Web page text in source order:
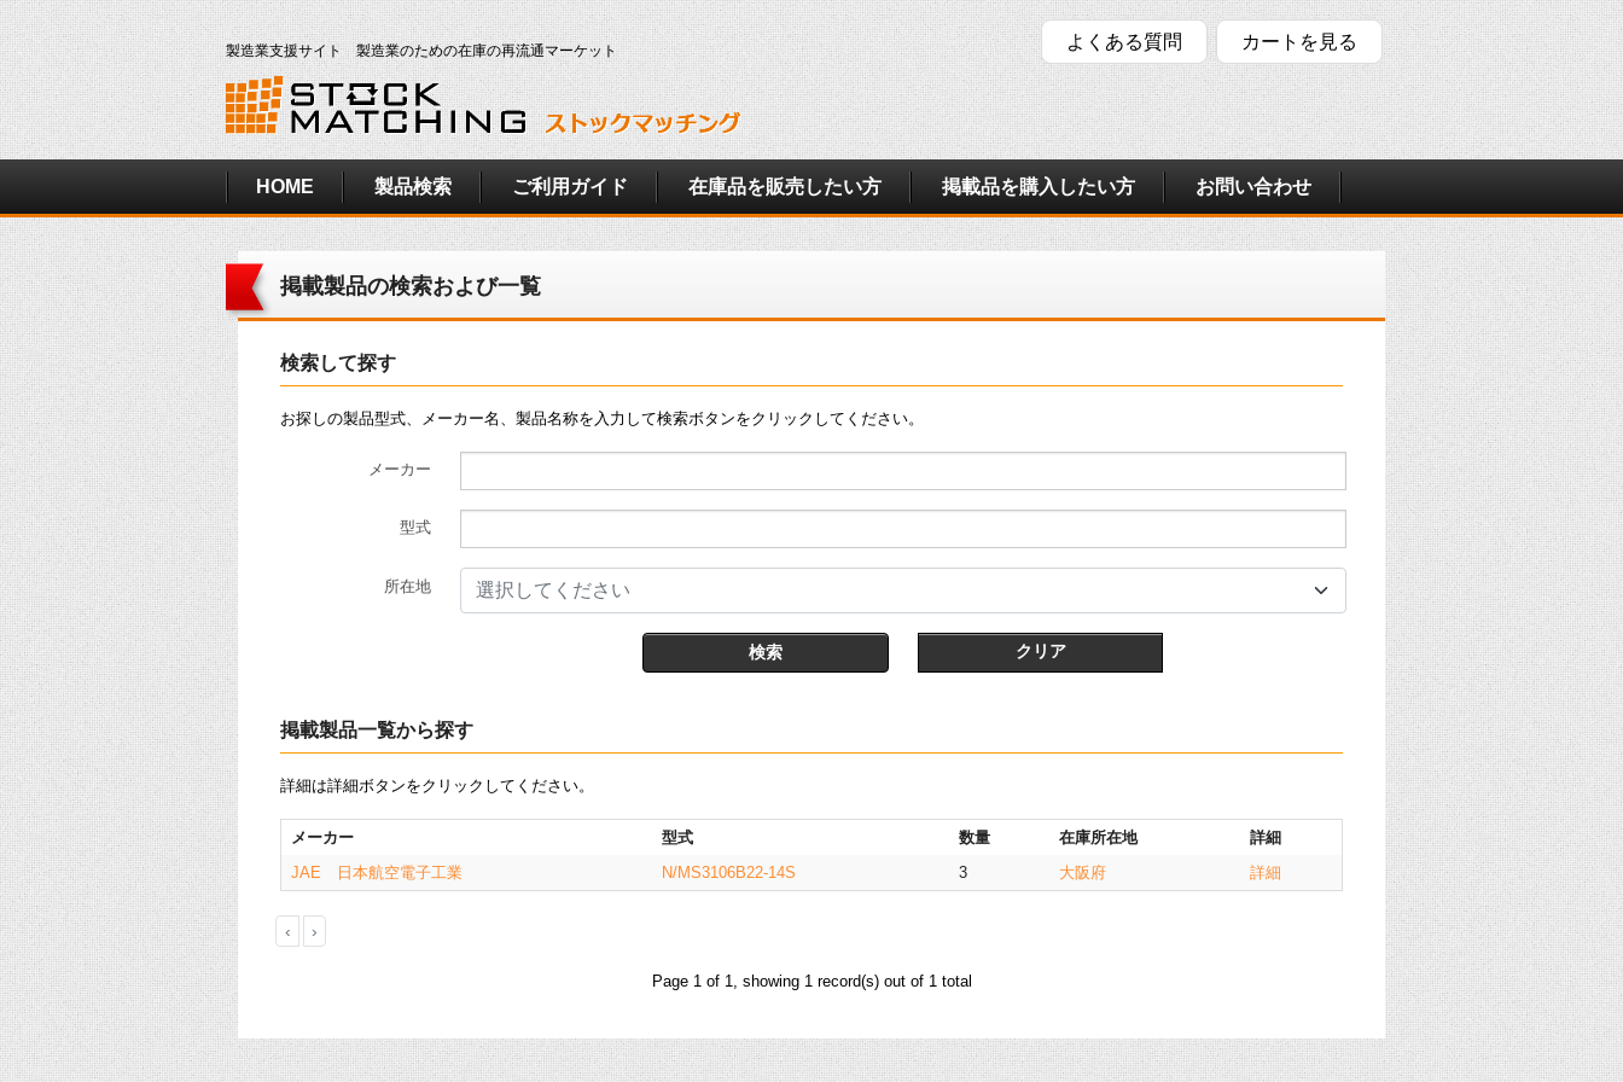
製造業支援サイト 製造業のための在庫の再流通マーケット よくある質問 カートを見る
HOME 製品検索 ご利用ガイド 在庫品を販売したい方 掲載品を購入したい方 お問い合わせ
掲載製品の検索および一覧
検索して探す
お探しの製品型式、メーカー名、製品名称を入力して検索ボタンをクリックしてください。
メーカー
型式
所在地 選択してください
クリア
掲載製品一覧から探す
詳細は詳細ボタンをクリックしてください。
メーカー 型式 数量 在庫所在地
詳細
JAE 日本航空電子工業
N/MS3106B22-14S 3 大阪府 詳細
‹ ›
Page 1 of 1, showing 1 record(s) out of 1 total